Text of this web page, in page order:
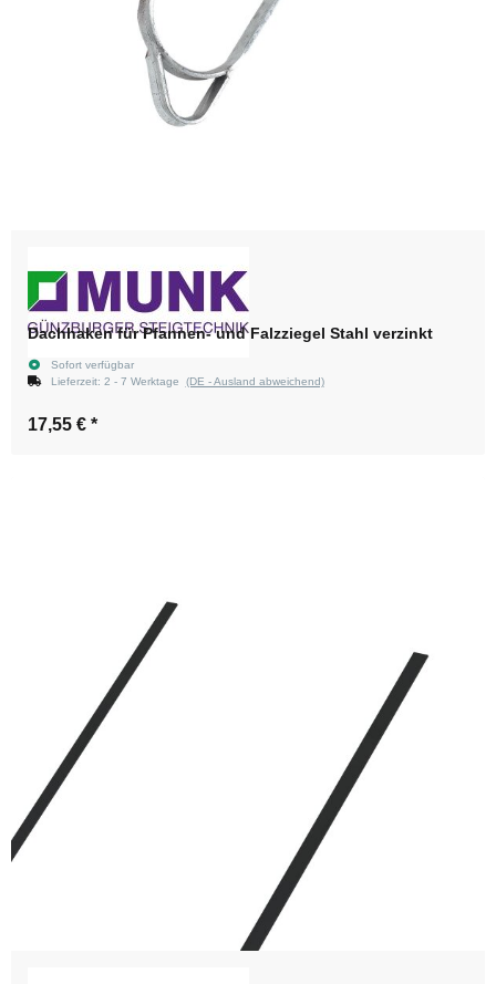
Dachhaken für Pfannen- und Falzziegel Stahl verzinkt
Sofort verfügbar
Lieferzeit: 2 - 7 Werktage (DE - Ausland abweichend)
17,55 € *